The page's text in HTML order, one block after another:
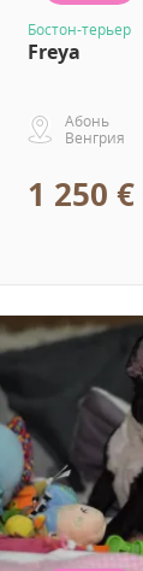
Бостон-терьер
Freya
Абонь
Венгрия
1 250 €